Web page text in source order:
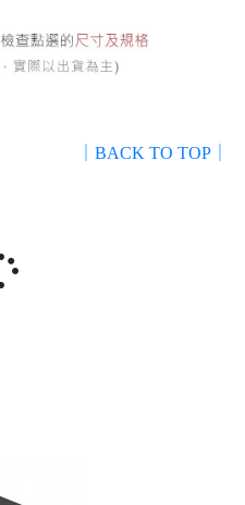
｜BACK TO TOP｜